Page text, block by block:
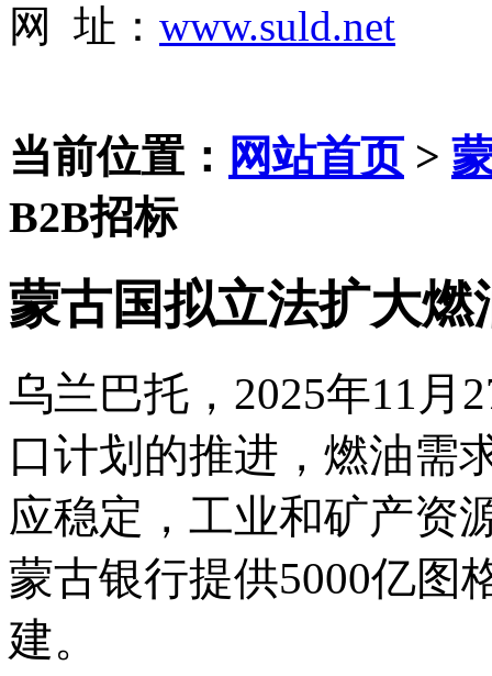
网 址： www.suld.net
当前位置： 网站首页>
B2B招标
蒙古国拟立法扩大
乌兰巴托， 2025年11
口计划的推进，燃油需
应稳定，工业和矿产资
蒙古银行提供5000亿图
建。